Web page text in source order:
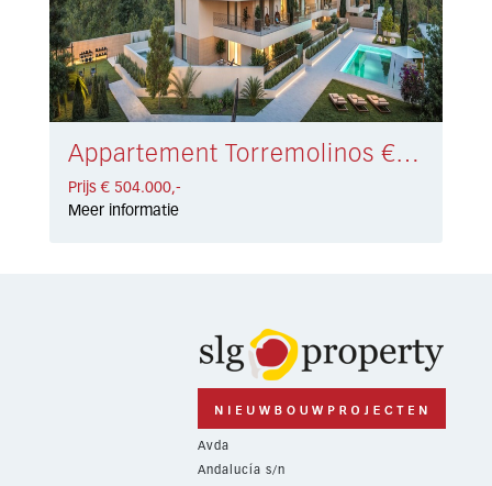
Appartement Torremolinos € 504.000,-
Prijs € 504.000,-
Meer informatie
Avda
Andalucía s/n